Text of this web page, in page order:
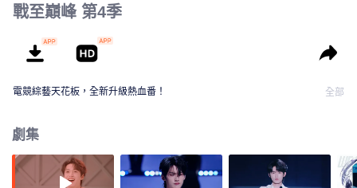
戰至巔峰 第4季
電競綜藝天花板，全新升級熱血番！ 全部
劇集